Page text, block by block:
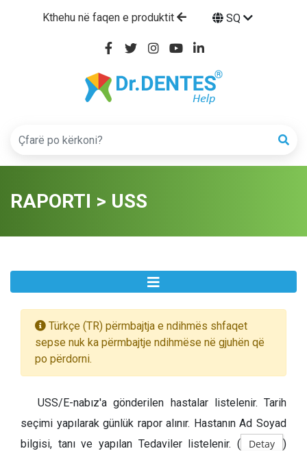
Kthehu në faqen e produktit SQ
RAPORTI > USS
Türkçe (TR) përmbajtja e ndihmës shfaqet
sepse nuk ka përmbajtje ndihmëse në gjuhën që
po përdorni.
USS/E-nabız'a gönderilen hastalar listelenir. Tarih
seçimi yapılarak günlük rapor alınır. Hastanın Ad Soyad
bilgisi, tanı ve yapılan Tedaviler listelenir. (
Detay
)